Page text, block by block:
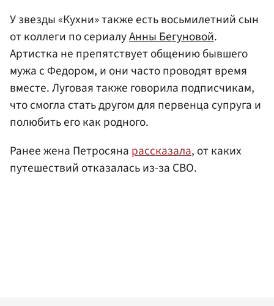
У звезды «Кухни» также есть восьмилетний сын
от коллеги по сериалуАнны Бегуновой.
Артистка не препятствует общению бывшего
мужа с Федором, и они часто проводят время
вместе. Луговая также говорила подписчикам,
что смогла стать другом для первенца супруга и
полюбить его как родного.
Ранее жена Петросяна рассказала, от каких
путешествий отказалась из-за СВО.